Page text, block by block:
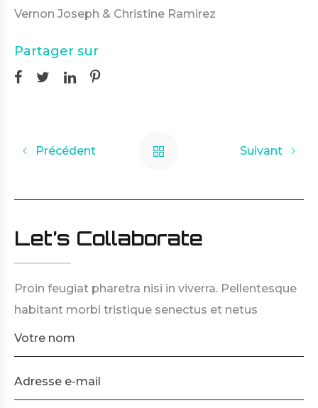
Vernon Joseph & Christine Ramirez
Partager sur
Précédent Suivant
Let’s Collaborate
Proin feugiat pharetra nisi in viverra. Pellentesque
habitant morbi tristique senectus et netus